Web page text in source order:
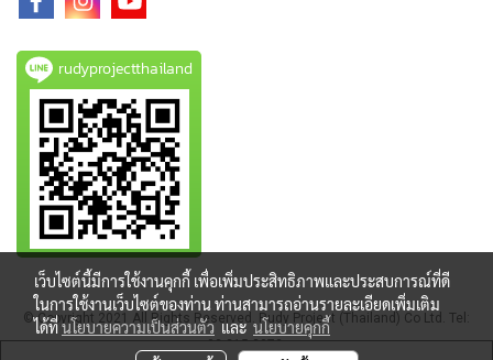
rudyprojectthailand
© Copyright 2021 All Rights Reserved. Rudy Project (Thailand) Co Ltd. Tel:
02-215-2372
เว็บไซต์นี้มีการใช้งานคุกกี้ เพื่อเพิ่มประสิทธิภาพและประสบการณ์ที่ดี
ในการใช้งานเว็บไซต์ของท่าน ท่านสามารถอ่านรายละเอียดเพิ่มเติม
ได้ที่นโยบายความเป็นส่วนตัวและนโยบายคุกกี้